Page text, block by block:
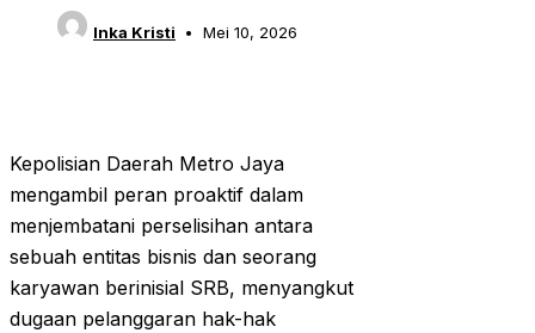
Inka Kristi Mei 10, 2026
Kepolisian Daerah Metro Jaya
mengambil peran proaktif dalam
menjembatani perselisihan antara
sebuah entitas bisnis dan seorang
karyawan berinisial SRB, menyangkut
dugaan pelanggaran hak-hak